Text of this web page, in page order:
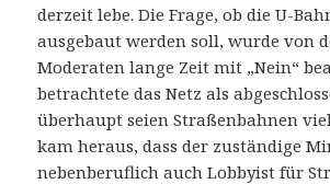
derzeit lebe. Die Frage, ob die U-
ausgebaut werden soll, wurde von
Moderaten lange Zeit mit „Nein“
betrachtete das Netz als
überhaupt seien Straßenbahnen
kam heraus, dass der zuständige
nebenberuflich auch Lobbyist für